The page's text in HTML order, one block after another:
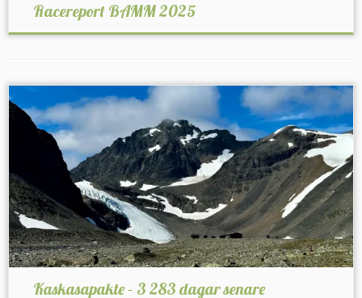
Racereport BAMM 2025
Kaskasapakte – 3 283 dagar senare